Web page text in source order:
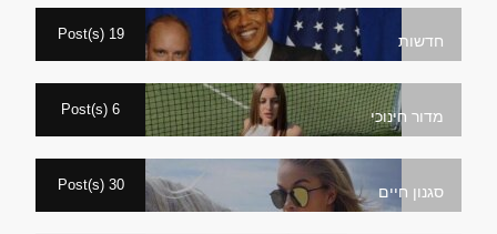
חדשות 19 Post(s)
מדור חינוכי 6 Post(s)
סגנון חיים 30 Post(s)